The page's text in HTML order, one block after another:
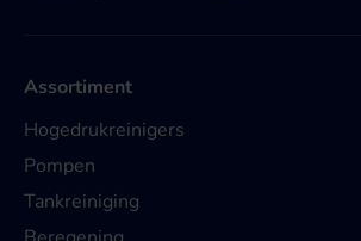
Assortiment
Hogedrukreinigers
Pompen
Tankreiniging